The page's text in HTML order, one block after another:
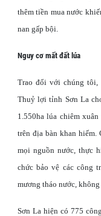
thêm tiền mua nước
nan gấp bội.
Nguy cơ mất đất lúa
Trao đổi với chúng
Thuỷ lợi tỉnh Sơn La
1.550ha lúa chiêm
trên địa bàn khan hiếm.
mọi nguồn nước, thực
chức bảo vệ các công
mương tháo nước,
Sơn La hiện có 775